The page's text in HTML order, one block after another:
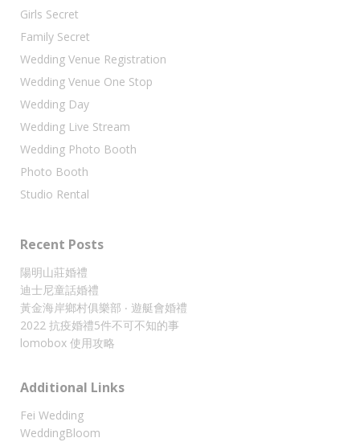
Girls Secret
Family Secret
Wedding Venue Registration
Wedding Venue One Stop
Wedding Day
Wedding Live Stream
Wedding Photo Booth
Photo Booth
Studio Rental
Recent Posts
陽明山莊婚禮
迪士尼童話婚禮
黃金海岸鄉村俱樂部 ‧ 遊艇會婚禮
2022 抗疫婚禮5件不可不知的事
lomobox 使用攻略
Additional Links
Fei Wedding
WeddingBloom